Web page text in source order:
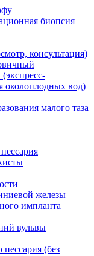
биопсия
консультация)
околоплодных вод)
малого таза
железы
импланта
вульвы
пессария (без